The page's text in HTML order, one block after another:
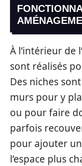
À l’intérieur de
sont réalisés
Des niches
murs pour y
ou pour faire
parfois
pour ajouter
l’espace plus